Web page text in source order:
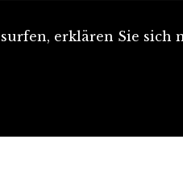
erklären Sie sich